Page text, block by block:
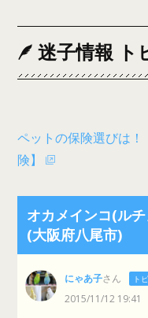
迷子情報 ト
ペットの保険選びは
険】
オカメインコ(ル
(大阪府八尾市)
にゃあ子さん ト
2015/11/12 19:41